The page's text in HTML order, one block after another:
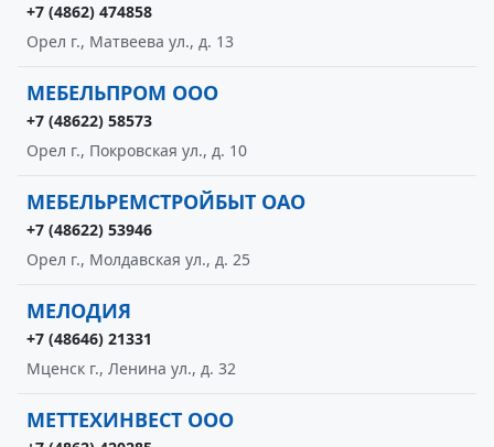
+7 (4862) 474858
Орел г., Матвеева ул., д. 13
МЕБЕЛЬПРОМ ООО
+7 (48622) 58573
Орел г., Покровская ул., д. 10
МЕБЕЛЬРЕМСТРОЙБЫТ ОАО
+7 (48622) 53946
Орел г., Молдавская ул., д. 25
МЕЛОДИЯ
+7 (48646) 21331
Мценск г., Ленина ул., д. 32
МЕТТЕХИНВЕСТ ООО